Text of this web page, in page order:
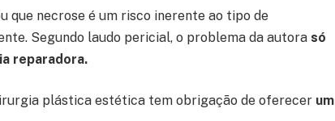
que necrose é um risco inerente ao tipo de
Segundo laudo pericial, o problema da autora só
reparadora.
plástica estética tem obrigação de oferecer um